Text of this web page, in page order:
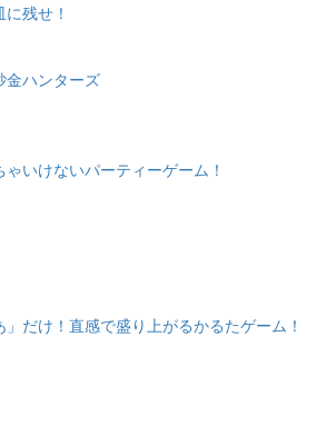
残せ！
ハンターズ
いけないパーティーゲーム！
だけ！直感で盛り上がるかるたゲーム！